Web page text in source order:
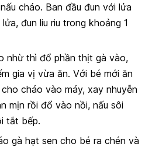
cháo. Ban đầu đun với lửa
đun liu riu trong khoảng 1
nhừ thì đổ phần thịt gà vào,
gia vị vừa ăn. Với bé mới ăn
cháo vào máy, xay nhuyễn
mịn rồi đổ vào nồi, nấu sôi
tắt bếp.
gà hạt sen cho bé ra chén và